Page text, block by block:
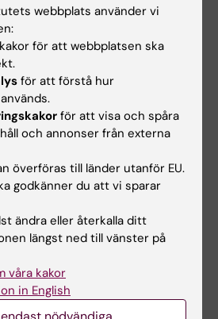
iiTunes .
SVT:s Helgstudion
webbplats använder vi
kakor för att webbplatsen ska
för att förstå hur
för att visa och spåra
och annonser från externa
överföras till länder utanför EU.
godkänner du att vi sparar
ändra eller återkalla ditt
längst ned till vänster på
våra kakor
in English